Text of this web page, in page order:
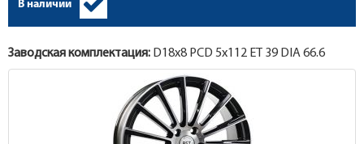
В наличии
Заводская комплектация: D18x8 PCD 5x112 ET 39 DIA 66.6